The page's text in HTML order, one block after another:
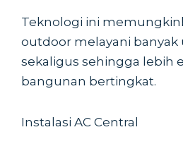
Teknologi ini
outdoor melayani banyak
sekaligus sehingga lebih
bangunan bertingkat.
Instalasi AC Central